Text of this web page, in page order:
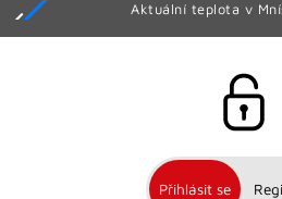
Aktuální teplota v
Přihlásit se